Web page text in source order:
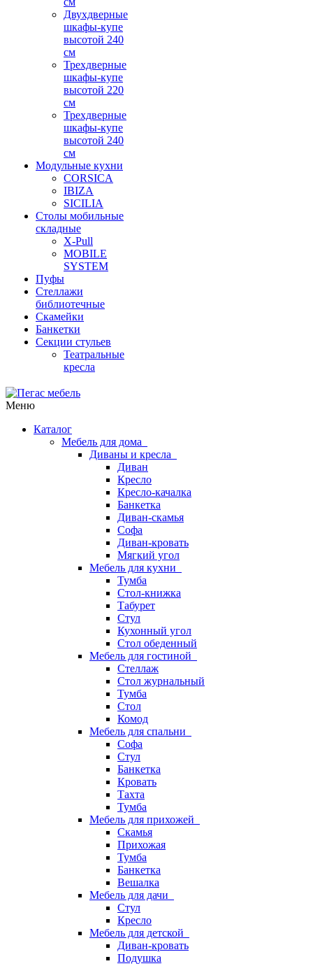
Двухдверные
шкафы-купе
высотой 240
см
Трехдверные
шкафы-купе
высотой 220
см
Трехдверные
шкафы-купе
высотой 240
см
Модульные кухни
CORSICA
IBIZA
SICILIA
Столы мобильные
складные
X-Pull
MOBILE
SYSTEM
Пуфы
Стеллажи
библиотечные
Скамейки
Банкетки
Секции стульев
Театральные
кресла
Меню
Каталог
Мебель для дома
Диваны и кресла
Диван
Кресло
Кресло-качалка
Банкетка
Диван-скамья
Софа
Диван-кровать
Мягкий угол
Мебель для кухни
Тумба
Стол-книжка
Табурет
Стул
Кухонный угол
Стол обеденный
Мебель для гостиной
Стеллаж
Стол журнальный
Тумба
Стол
Комод
Мебель для спальни
Софа
Стул
Банкетка
Кровать
Тахта
Тумба
Мебель для прихожей
Скамья
Прихожая
Тумба
Банкетка
Вешалка
Мебель для дачи
Стул
Кресло
Мебель для детской
Диван-кровать
Подушка